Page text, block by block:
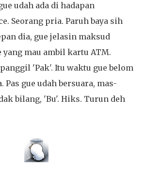
udah ada di hadapan
Seorang pria. Paruh baya sih
dia, gue jelasin maksud
yang mau ambil kartu ATM.
'Pak'. Itu waktu gue belom
Pas gue udah bersuara, mas-
bilang, 'Bu'. Hiks. Turun deh